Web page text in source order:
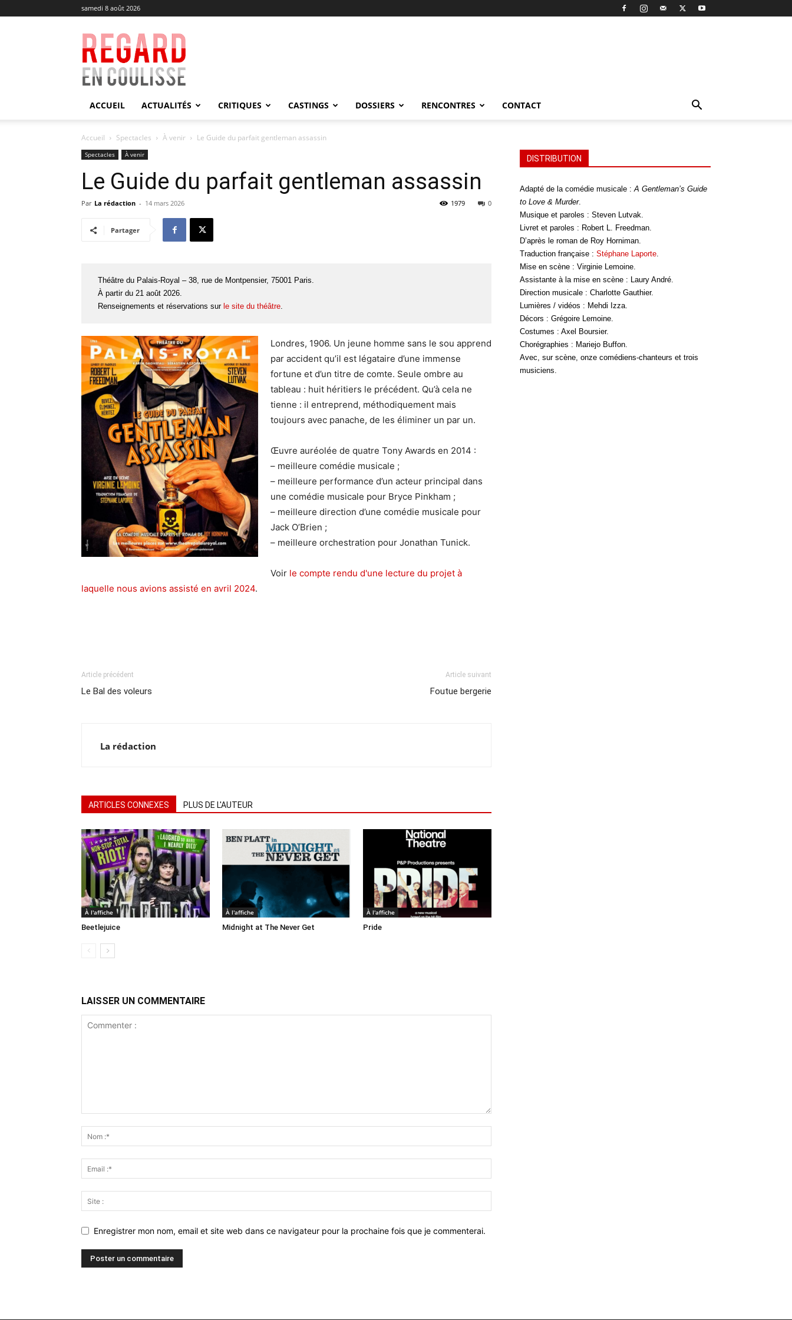
samedi 8 août 2026
Regard
en
Coulisse
ACCUEIL ACTUALITÉS CRITIQUES CASTINGS DOSSIERS RENCONTRES CONTACT
Accueil Spectacles À venir Le Guide du parfait gentleman assassin
Spectacles À venir
Le Guide du parfait gentleman assassin
Par La rédaction - 14 mars 2026 0
1979
Partager
Théâtre du Palais-Royal – 38, rue de Montpensier, 75001 Paris.
À partir du 21 août 2026.
Renseignements et réservations sur le site du théâtre.
Londres, 1906. Un jeune homme sans le sou apprend
par accident qu’il est légataire d’une immense
fortune et d’un titre de comte. Seule ombre au
tableau : huit héritiers le précédent. Qu’à cela ne
tienne : il entreprend, méthodiquement mais
toujours avec panache, de les éliminer un par un.
Œuvre auréolée de quatre Tony Awards en 2014 :
– meilleure comédie musicale ;
– meilleure performance d’un acteur principal dans
une comédie musicale pour Bryce Pinkham ;
– meilleure direction d’une comédie musicale pour
Jack O’Brien ;
– meilleure orchestration pour Jonathan Tunick.
Voir le compte rendu d'une lecture du projet à
laquelle nous avions assisté en avril 2024.
Article précédent
Le Bal des voleurs
Article suivant
Foutue bergerie
La rédaction
ARTICLES CONNEXES PLUS DE L'AUTEUR
À l'affiche
Beetlejuice
À l'affiche
Midnight at The Never Get
À l'affiche
Pride
LAISSER UN COMMENTAIRE
Enregistrer mon nom, email et site web dans ce navigateur pour la prochaine fois que je commenterai.
DISTRIBUTION
Adapté de la comédie musicale :A Gentleman’s Guide
to Love & Murder.
Musique et paroles : Steven Lutvak.
Livret et paroles : Robert L. Freedman.
D’après le roman de Roy Horniman.
Traduction française : Stéphane Laporte.
Mise en scène : Virginie Lemoine.
Assistante à la mise en scène : Laury André.
Direction musicale : Charlotte Gauthier.
Lumières / vidéos : Mehdi Izza.
Décors : Grégoire Lemoine.
Costumes : Axel Boursier.
Chorégraphies : Mariejo Buffon.
Avec, sur scène, onze comédiens-chanteurs et trois
musiciens.